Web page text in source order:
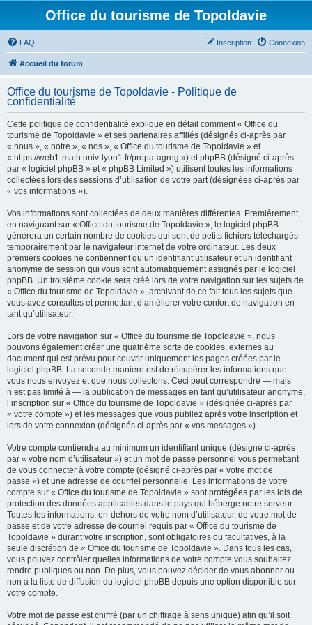
Office du tourisme de Topoldavie
FAQ Connexion
Inscription
Accueil du forum
Office du tourisme de Topoldavie - Politique de
confidentialité
Cette politique de confidentialité explique en détail comment « Office du
tourisme de Topoldavie » et ses partenaires affiliés (désignés ci-après par
« nous », « notre », « nos », « Office du tourisme de Topoldavie » et
« https://web1-math.univ-lyon1.fr/prepa-agreg ») et phpBB (désigné ci-après
par « logiciel phpBB » et « phpBB Limited ») utilisent toutes les informations
collectées lors des sessions d’utilisation de votre part (désignées ci-après par
« vos informations »).
Vos informations sont collectées de deux manières différentes. Premièrement,
en naviguant sur « Office du tourisme de Topoldavie », le logiciel phpBB
génèrera un certain nombre de cookies qui sont de petits fichiers téléchargés
temporairement par le navigateur internet de votre ordinateur. Les deux
premiers cookies ne contiennent qu’un identifiant utilisateur et un identifiant
anonyme de session qui vous sont automatiquement assignés par le logiciel
phpBB. Un troisième cookie sera créé lors de votre navigation sur les sujets de
« Office du tourisme de Topoldavie », archivant de ce fait tous les sujets que
vous avez consultés et permettant d’améliorer votre confort de navigation en
tant qu’utilisateur.
Lors de votre navigation sur « Office du tourisme de Topoldavie », nous
pouvons également créer une quatrième sorte de cookies, externes au
document qui est prévu pour couvrir uniquement les pages créées par le
logiciel phpBB. La seconde manière est de récupérer les informations que
vous nous envoyez et que nous collectons. Ceci peut correspondre — mais
n’est pas limité à — la publication de messages en tant qu’utilisateur anonyme,
l’inscription sur « Office du tourisme de Topoldavie » (désignée ci-après par
« votre compte ») et les messages que vous publiez après votre inscription et
lors de votre connexion (désignés ci-après par « vos messages »).
Votre compte contiendra au minimum un identifiant unique (désigné ci-après
par « votre nom d’utilisateur ») et un mot de passe personnel vous permettant
de vous connecter à votre compte (désigné ci-après par « votre mot de
passe ») et une adresse de courriel personnelle. Les informations de votre
compte sur « Office du tourisme de Topoldavie » sont protégées par les lois de
protection des données applicables dans le pays qui héberge notre serveur.
Toutes les informations, en-dehors de votre nom d’utilisateur, de votre mot de
passe et de votre adresse de courriel requis par « Office du tourisme de
Topoldavie » durant votre inscription, sont obligatoires ou facultatives, à la
seule discrétion de « Office du tourisme de Topoldavie ». Dans tous les cas,
vous pouvez contrôler quelles informations de votre compte vous souhaitez
rendre publiques ou non. De plus, vous pouvez décider de vous abonner ou
non à la liste de diffusion du logiciel phpBB depuis une option disponible sur
votre compte.
Votre mot de passe est chiffré (par un chiffrage à sens unique) afin qu’il soit